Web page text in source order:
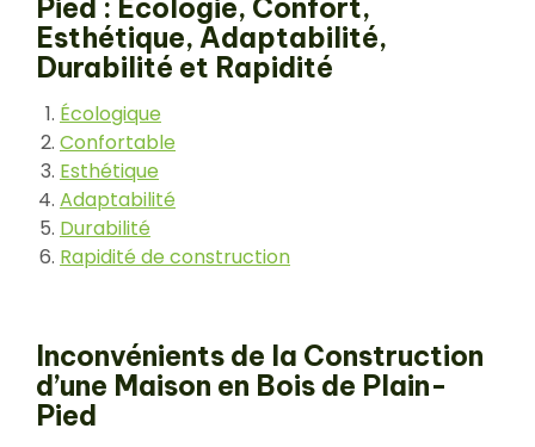
Pied : Écologie, Confort,
Esthétique, Adaptabilité,
Durabilité et Rapidité
Écologique
Confortable
Esthétique
Adaptabilité
Durabilité
Rapidité de construction
Inconvénients de la Construction
d’une Maison en Bois de Plain-
Pied